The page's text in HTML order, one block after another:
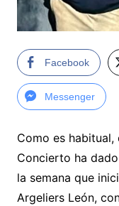
Facebook
Messenger
Como es
Concierto ha
la semana que
Argeliers León,